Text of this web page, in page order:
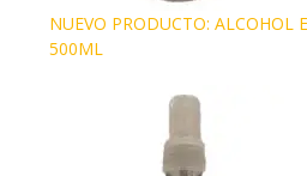
NUEVO PRODUCTO: ALCOHOL
500ML